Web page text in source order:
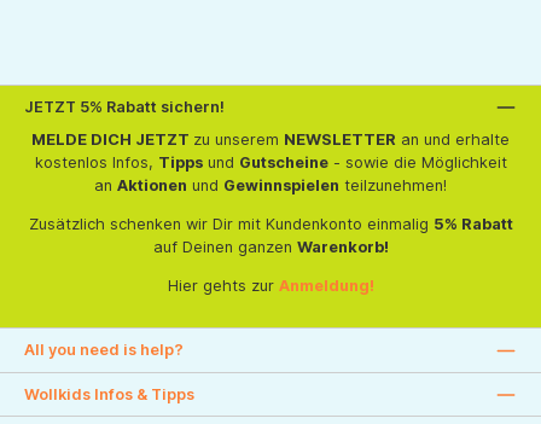
JETZT 5% Rabatt sichern!
MELDE DICH JETZT zu unserem NEWSLETTER an und erhalte
kostenlos Infos, Tippsund Gutscheine- sowie die Möglichkeit
an Aktionen und Gewinnspielen teilzunehmen!
Zusätzlich schenken wir Dir mit Kundenkonto einmalig 5% Rabatt
auf Deinen ganzen Warenkorb!
Hier gehts zur Anmeldung!
All you need is help?
Wollkids Infos & Tipps